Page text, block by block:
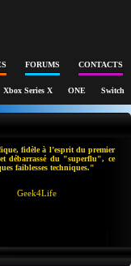
FORUMS CONTACTS
Xbox Series X ONE Switch
fidèle à l’esprit du premier
débarrassé du "superflu", ce
faiblesses techniques."
Geek4Life